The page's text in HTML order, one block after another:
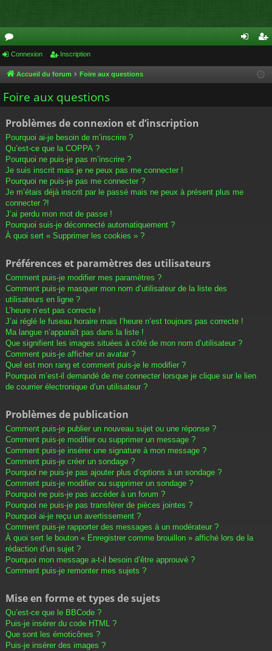
or
u
m
cri
Connexion Inscription
Accueil du forum Foire aux questions
Foire aux questions
Problèmes de connexion et d’inscription
Pourquoi ai-je besoin de m’inscrire ?
Qu’est-ce que la COPPA ?
Pourquoi ne puis-je pas m’inscrire ?
Je suis inscrit mais je ne peux pas me connecter !
Pourquoi ne puis-je pas me connecter ?
Je m’étais déjà inscrit par le passé mais ne peux à présent plus me
connecter ?!
J’ai perdu mon mot de passe !
Pourquoi suis-je déconnecté automatiquement ?
À quoi sert « Supprimer les cookies » ?
Préférences et paramètres des utilisateurs
Comment puis-je modifier mes paramètres ?
Comment puis-je masquer mon nom d’utilisateur de la liste des
utilisateurs en ligne ?
L’heure n’est pas correcte !
J’ai réglé le fuseau horaire mais l’heure n’est toujours pas correcte !
Ma langue n’apparaît pas dans la liste !
Que signifient les images situées à côté de mon nom d’utilisateur ?
Comment puis-je afficher un avatar ?
Quel est mon rang et comment puis-je le modifier ?
Pourquoi m’est-il demandé de me connecter lorsque je clique sur le lien
de courrier électronique d’un utilisateur ?
Problèmes de publication
Comment puis-je publier un nouveau sujet ou une réponse ?
Comment puis-je modifier ou supprimer un message ?
Comment puis-je insérer une signature à mon message ?
Comment puis-je créer un sondage ?
Pourquoi ne puis-je pas ajouter plus d’options à un sondage ?
Comment puis-je modifier ou supprimer un sondage ?
Pourquoi ne puis-je pas accéder à un forum ?
Pourquoi ne puis-je pas transférer de pièces jointes ?
Pourquoi ai-je reçu un avertissement ?
Comment puis-je rapporter des messages à un modérateur ?
À quoi sert le bouton « Enregistrer comme brouillon » affiché lors de la
rédaction d’un sujet ?
Pourquoi mon message a-t-il besoin d’être approuvé ?
Comment puis-je remonter mes sujets ?
Mise en forme et types de sujets
Qu’est-ce que le BBCode ?
Puis-je insérer du code HTML ?
Que sont les émoticônes ?
Puis-je insérer des images ?